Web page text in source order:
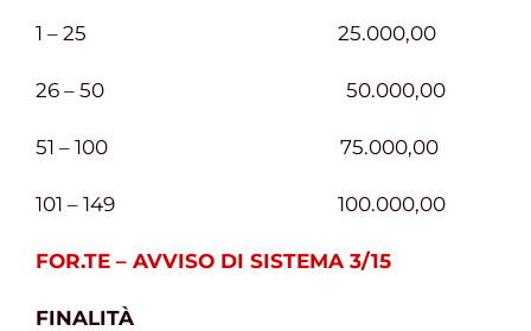
1 – 25 25.000,00
26 – 50 50.000,00
51 – 100 75.000,00
101 – 149 100.000,00
FOR.TE – AVVISO DI SISTEMA 3/15
FINALITÀ